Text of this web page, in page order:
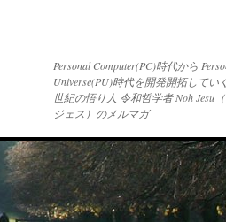
Personal Computer(PC)時代から
Universe(PU)時代を開発開拓してい
世紀の悟り人 令和哲学者 Noh Jesu
ジェス）のメルマガ